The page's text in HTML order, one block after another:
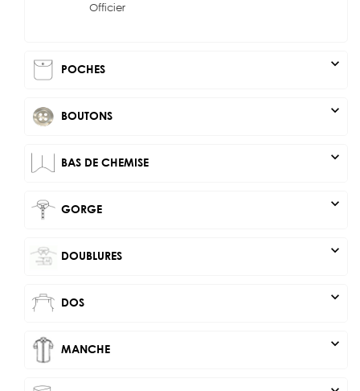
Officier
POCHES expand_more
BOUTONS expand_more
BAS DE CHEMISE expand_more
GORGE expand_more
DOUBLURES expand_more
DOS expand_more
MANCHE expand_more